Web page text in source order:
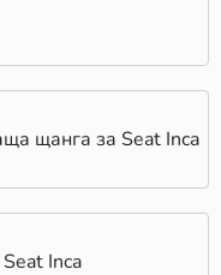
щанга за Seat Inca
Inca